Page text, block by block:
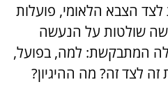
ב-1979, וזאת לצד הצבא הלאומי, פועלות
שולטות על הנעשה
המתבקשת: למה, בפועל,
זה לצד זה? מה ההיגיון?